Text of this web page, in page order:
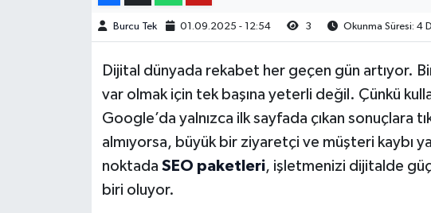
Burcu Tek 01.09.2025 - 12:54 3 Okunma Süresi: 4
Dijital dünyada rekabet her geçen gün artıyor.
var olmak için tek başına yeterli değil. Çünkü
Google’da yalnızca ilk sayfada çıkan sonuçlara
almıyorsa, büyük bir ziyaretçi ve müşteri kaybı
noktada SEO paketleri, işletmenizi dijitalde
biri oluyor.